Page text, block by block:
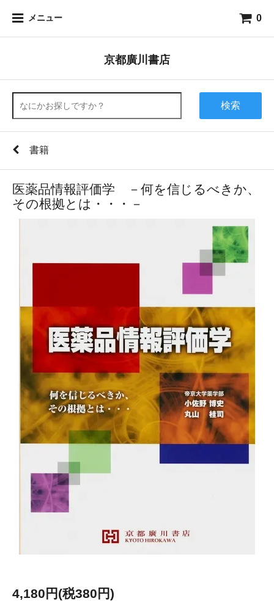
メニュー 0
京都廣川書店
検索
書籍
医薬品情報評価学 －何を信じるべきか、
その根拠とは・・・－
4,180円(税380円)